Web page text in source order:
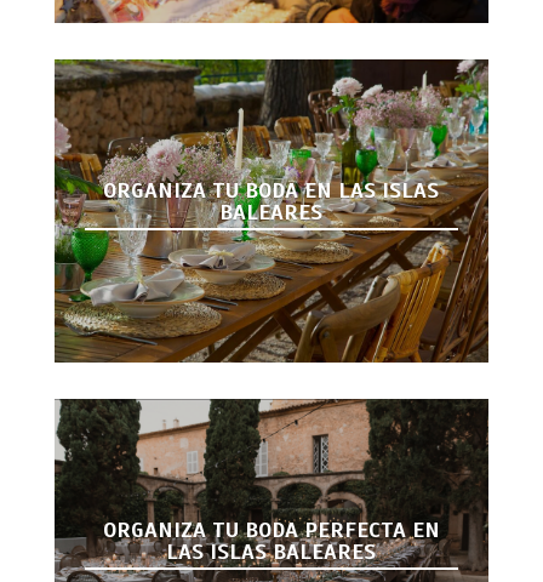
ORGANIZA TU BODA EN LAS ISLAS
BALEARES
ORGANIZA TU BODA PERFECTA EN
LAS ISLAS BALEARES